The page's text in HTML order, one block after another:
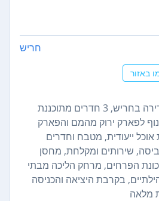
חריש
באזור
למכירה דירת גן יפה ונדירה בחריש, 3 חדרים מתוכננת
לפארק ירוק מהמם והפארק
אוכל ייעודית, מטבח וחדרים
שירותים ומקלחת, מחסן
הפרחים, מרחק הליכה מבתי
בקרבת היציאה והכניסה
מלאה